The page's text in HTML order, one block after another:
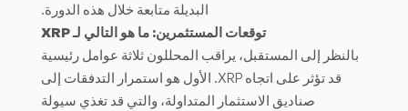
البديلة متابعة خلال هذه الدورة.
توقعات المستثمرين: ما هو التالي لـ XRP
بالنظر إلى المستقبل، يراقب المحللون ثلاثة عوامل رئيسية
قد تؤثر على اتجاه XRP. الأول هو استمرار التدفقات إلى
صناديق الاستثمار المتداولة، والتي قد تغذي سيولة